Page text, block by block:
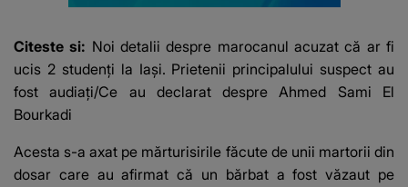
Citeste si: Noi detalii despre marocanul acuzat că ar fi
ucis 2 studenți la Iași. Prietenii principalului suspect au
fost audiați/Ce au declarat despre Ahmed Sami El
Bourkadi
Acesta s-a axat pe mărturisirile făcute de unii martorii din
dosar care au afirmat că un bărbat a fost văzaut pe